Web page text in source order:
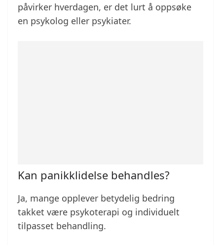
påvirker hverdagen, er det lurt å oppsøke
en psykolog eller psykiater.
Kan panikklidelse behandles?
Ja, mange opplever betydelig bedring
takket være psykoterapi og individuelt
tilpasset behandling.